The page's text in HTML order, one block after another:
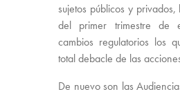
sujetos públicos y
del primer trimestre de
cambios regulatorios los
total debacle de las
De nuevo son las